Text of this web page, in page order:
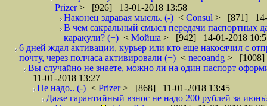
Prizer> [926] 13-01-2018 13:58
Наконец здравая мысль. (-) < Consul > [871] 14-
В чем сакральный смысл передачи паспортных
каракули? (+) < Мойша > [942] 14-01-2018
6 дней ждал активации, курьер или кто еще накосячил с
почту, через полчаса активировали (+) < necoandg > [1008]
Вы случайно не знаете, можно ли на один паспорт
11-01-2018 13:27
Не надо.. (-) < Prizer> [868] 11-01-2018 13:45
Даже гарантийный взнос не надо 200 рублей за